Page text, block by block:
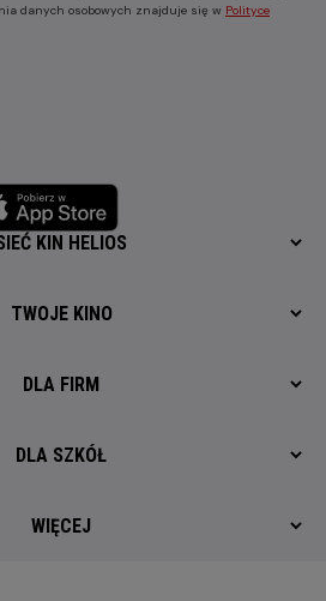
danych osobowych znajduje się w Polityce
KIN HELIOS
TWOJE KINO
DLA FIRM
DLA SZKÓŁ
WIĘCEJ